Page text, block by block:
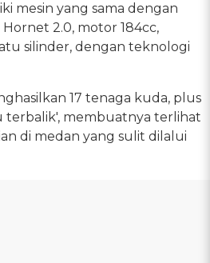
mesin yang sama dengan
2.0, motor 184cc,
silinder, dengan teknologi
17 tenaga kuda, plus
terbalik', membuatnya terlihat
di medan yang sulit dilalui